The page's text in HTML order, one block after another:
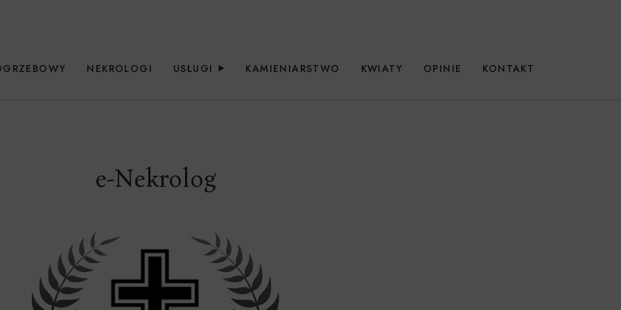
NEKROLOGI USŁUGI KAMIENIARSTWO KWIATY OPINIE KONTAKT
e-Nekrolog